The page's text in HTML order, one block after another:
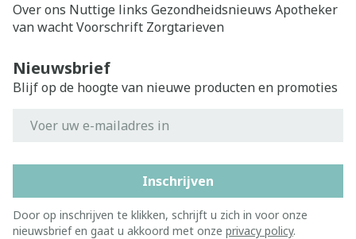
Over ons Nuttige links Gezondheidsnieuws Apotheker
van wachtVoorschrift Zorgtarieven
Nieuwsbrief
Blijf op de hoogte van nieuwe producten en promoties
Inschrijven
Door op inschrijven te klikken, schrijft u zich in voor onze
nieuwsbrief en gaat u akkoord met onze privacy policy.